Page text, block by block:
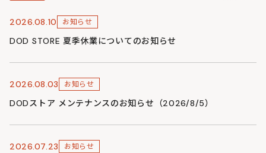
2026.08.10 お知らせ
DOD STORE 夏季休業についてのお知らせ
2026.08.03 お知らせ
DODストア メンテナンスのお知らせ（2026/8/5）
2026.07.23 お知らせ